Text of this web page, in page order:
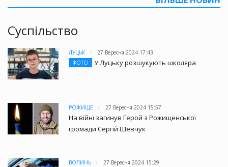
Суспільство
ЛУЦЬК
27 Вересня 2024 17:43
ФОТО
У Луцьку розшукують школяра
РОЖИЩЕ 27 Вересня 2024 15:57
На війні загинув Герой з Рожищенської
громади Сергій Шевчук
ВОЛИНЬ
27 Вересня 2024 15:29